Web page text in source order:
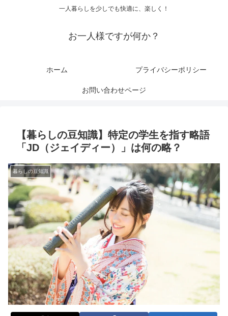
一人暮らしを少しでも快適に、楽しく！
お一人様ですが何か？
ホーム プライバシーポリシー
お問い合わせページ
【暮らしの豆知識】特定の学生を指す略語
「JD（ジェイディー）」は何の略？
暮らしの豆知識